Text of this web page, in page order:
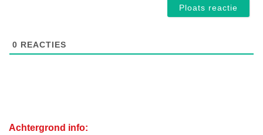
0 REACTIES
Achtergrond info: